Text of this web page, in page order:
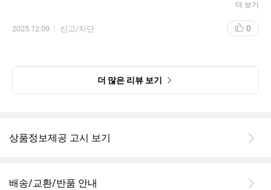
더 보기
2025.12.09 신고/차단 0
더 많은 리뷰 보기
상품정보제공 고시 보기
배송/교환/반품 안내